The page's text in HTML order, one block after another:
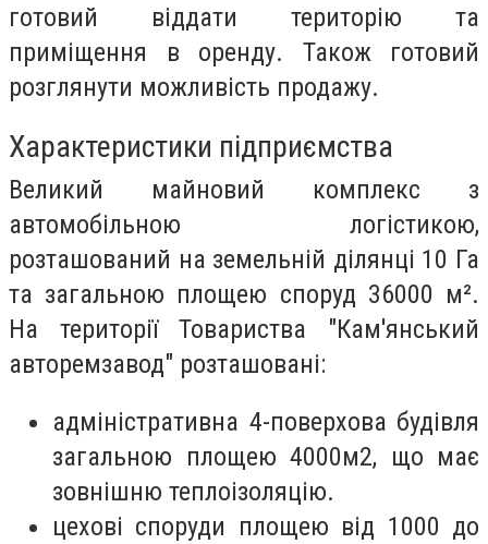
готовий віддати територію та
приміщення в оренду. Також готовий
розглянути можливість продажу.
Характеристики підприємства
Великий майновий комплекс з
автомобільною логістикою,
розташований на земельній ділянці 10 Га
та загальною площею споруд 36000 м².
На території Товариства "Кам'янський
авторемзавод" розташовані:
адміністративна 4-поверхова будівля
загальною площею 4000м2, що має
зовнішню теплоізоляцію.
цехові споруди площею від 1000 до